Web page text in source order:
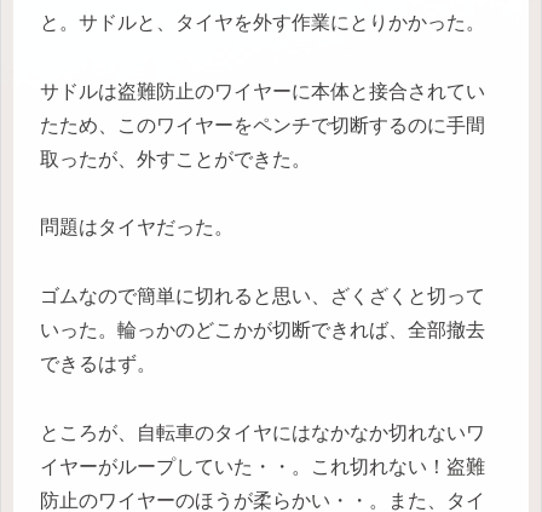
と。サドルと、タイヤを外す作業にとりかかった。
サドルは盗難防止のワイヤーに本体と接合されてい
たため、このワイヤーをペンチで切断するのに手間
取ったが、外すことができた。
問題はタイヤだった。
ゴムなので簡単に切れると思い、ざくざくと切って
いった。輪っかのどこかが切断できれば、全部撤去
できるはず。
ところが、自転車のタイヤにはなかなか切れないワ
イヤーがループしていた・・。これ切れない！盗難
防止のワイヤーのほうが柔らかい・・。また、タイ